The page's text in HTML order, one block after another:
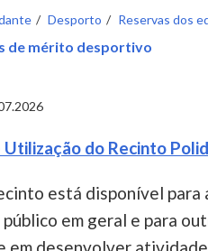
de mérito desportivo
Desporto Reservas dos
do Recinto
está disponível
público em geral e para